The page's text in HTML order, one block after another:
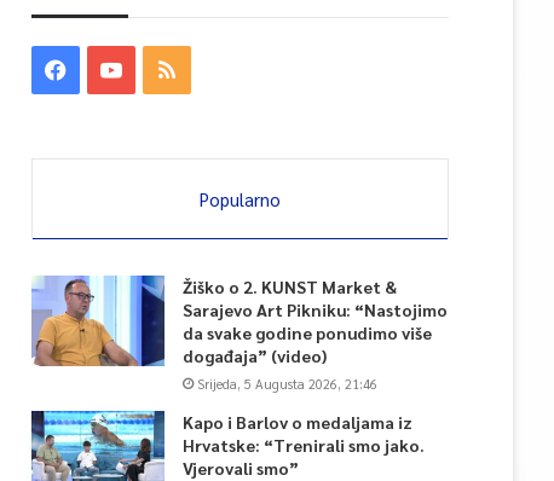
Popularno
Žiško o 2. KUNST Market &
Sarajevo Art Pikniku: “Nastojimo
da svake godine ponudimo više
događaja” (video)
Srijeda, 5 Augusta 2026, 21:46
Kapo i Barlov o medaljama iz
Hrvatske: “Trenirali smo jako.
Vjerovali smo”